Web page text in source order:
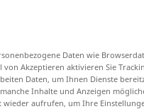
Daten wie
Akzeptieren aktivieren Sie
Daten, um Ihnen Dienste
Inhalte und Anzeigen
wieder aufrufen, um Ihre